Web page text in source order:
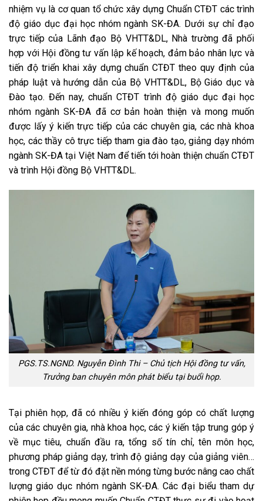
nhiệm vụ là cơ quan tổ chức xây dựng Chuẩn CTĐT các trình
độ giáo dục đại học nhóm ngành SK-ĐA. Dưới sự chỉ đạo
trực tiếp của Lãnh đạo Bộ VHTT&DL, Nhà trường đã phối
hợp với Hội đồng tư vấn lập kế hoạch, đảm bảo nhân lực và
tiến độ triển khai xây dựng chuẩn CTĐT theo quy định của
pháp luật và hướng dẫn của Bộ VHTT&DL, Bộ Giáo dục và
Đào tạo. Đến nay, chuẩn CTĐT trình độ giáo dục đại học
nhóm ngành SK-ĐA đã cơ bản hoàn thiện và mong muốn
được lấy ý kiến trực tiếp của các chuyên gia, các nhà khoa
học, các thầy cô trực tiếp tham gia đào tạo, giảng dạy nhóm
ngành SK-ĐA tại Việt Nam để tiến tới hoàn thiện chuẩn CTĐT
và trình Hội đồng Bộ VHTT&DL.
PGS.TS.NGND. Nguyễn Đình Thi – Chủ tịch Hội đồng tư vấn,
Trưởng ban chuyên môn phát biểu tại buổi họp.
Tại phiên họp, đã có nhiều ý kiến đóng góp có chất lượng
của các chuyên gia, nhà khoa học, các ý kiến tập trung góp ý
về mục tiêu, chuẩn đầu ra, tổng số tín chỉ, tên môn học,
phương pháp giảng dạy, trình độ giảng dạy của giảng viên…
trong CTĐT để từ đó đặt nền móng từng bước nâng cao chất
lượng giáo dục nhóm ngành SK-ĐA. Các đại biểu tham dự